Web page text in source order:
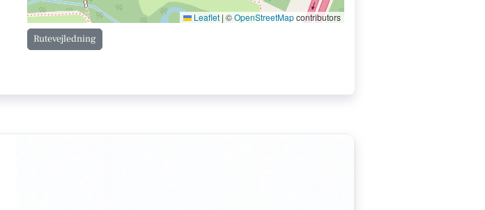
Leaflet | ©OpenStreetMapcontributors
Rutevejledning